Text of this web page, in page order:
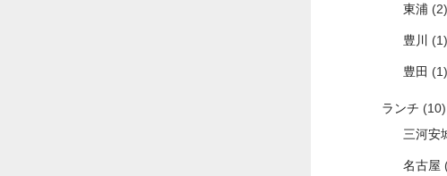
東浦 (2)
豊川 (1)
豊田 (1)
ランチ (10)
三河安
名古屋